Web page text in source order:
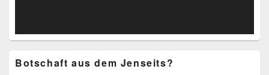
Botschaft aus dem Jenseits?